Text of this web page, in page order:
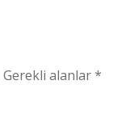
Gerekli alanlar*